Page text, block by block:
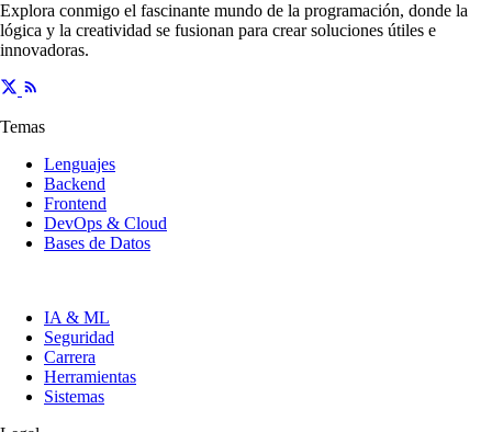
Explora conmigo el fascinante mundo de la programación, donde la
lógica y la creatividad se fusionan para crear soluciones útiles e
innovadoras.
Temas
Lenguajes
Backend
Frontend
DevOps & Cloud
Bases de Datos
IA & ML
Seguridad
Carrera
Herramientas
Sistemas